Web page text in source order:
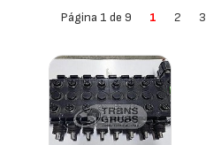
Página 1 de 9
1 2 3